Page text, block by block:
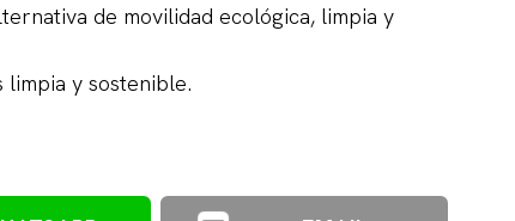
de movilidad ecológica, limpia y
limpia y sostenible.